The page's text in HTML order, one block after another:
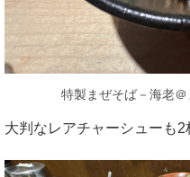
特製まぜそば－海老＠
大判なレアチャーシューも2